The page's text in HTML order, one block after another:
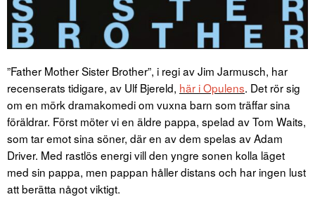
”Father Mother Sister Brother”, i regi av Jim Jarmusch, har
recenserats tidigare, av Ulf Bjereld, här i Opulens. Det rör sig
om en mörk dramakomedi om vuxna barn som träffar sina
föräldrar. Först möter vi en äldre pappa, spelad av Tom Waits,
som tar emot sina söner, där en av dem spelas av Adam
Driver. Med rastlös energi vill den yngre sonen kolla läget
med sin pappa, men pappan håller distans och har ingen lust
att berätta något viktigt.